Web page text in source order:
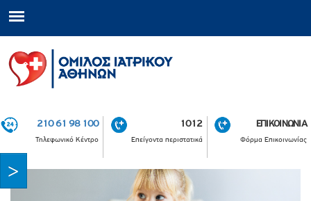
210 61 98 100
Τηλεφωνικό Κέντρο
1012
Επείγοντα περιστατικά
ΕΠΙΚΟΙΝΩΝΙΑ
Φόρμα Επικοινωνίας